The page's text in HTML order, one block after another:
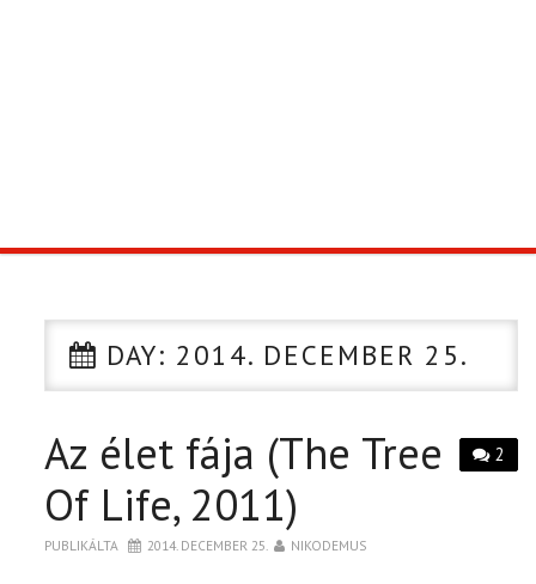
CIKK
PÓLÓ RENDELÉS
DAY: 2014. DECEMBER 25.
2
Az élet fája (The Tree
Of Life, 2011)
PUBLIKÁLTA 2014. DECEMBER 25. NIKODEMUS